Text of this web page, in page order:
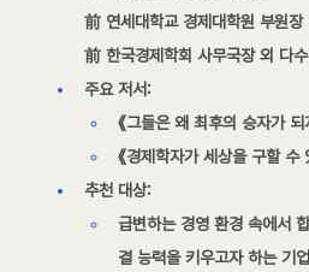
前 연세대학교 경제대학원 부원장
前 한국경제학회 사무국장 외 다수
주요 저서:
《그들은 왜 최후의 승자가 되
《경제학자가 세상을 구할 수
추천 대상:
급변하는 경영 환경 속에서
결 능력을 키우고자 하는 기